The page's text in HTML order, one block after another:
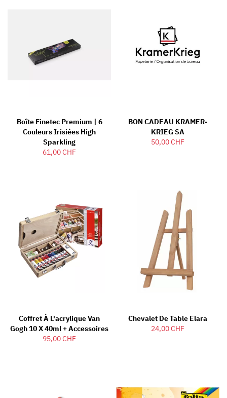
Boîte Finetec Premium | 6
Couleurs Irisiées High
Sparkling
61,00 CHF
BON CADEAU KRAMER-
KRIEG SA
50,00 CHF
Coffret À L'acrylique Van
Gogh 10 X 40ml + Accessoires
95,00 CHF
Chevalet De Table Elara
24,00 CHF